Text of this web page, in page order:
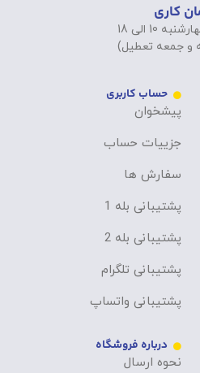
کاری
10 الی 18
و جمعه تعطیل)
حساب کاربری
پیشخوان
جزییات حساب
سفارش ها
پشتیبانی بله 1
پشتیبانی بله 2
پشتیبانی تلگرام
پشتیبانی واتساپ
درباره فروشگاه
نحوه ارسال